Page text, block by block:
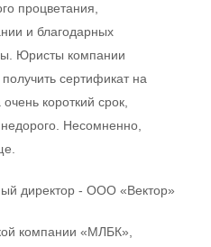
процветания,
и благодарных
Юристы компании
сертификат на
короткий срок,
Несомненно,
директор - ООО «Вектор»
компании «МЛБК»,